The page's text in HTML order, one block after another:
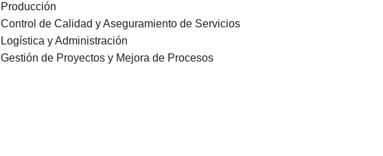
Producción
Control de Calidad y Aseguramiento de Servicios
Logística y Administración
Gestión de Proyectos y Mejora de Procesos